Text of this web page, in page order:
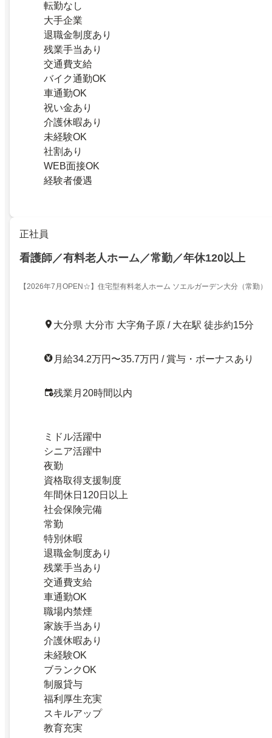
転勤なし
大手企業
退職金制度あり
残業手当あり
交通費支給
バイク通勤OK
車通勤OK
祝い金あり
介護休暇あり
未経験OK
社割あり
WEB面接OK
経験者優遇
正社員
看護師／有料老人ホーム／常勤／年休120以上
【2026年7月OPEN☆】住宅型有料老人ホーム ソエルガーデン大分（常勤）
大分県 大分市 大字角子原 / 大在駅 徒歩約15分
月給34.2万円〜35.7万円 / 賞与・ボーナスあり
残業月20時間以内
ミドル活躍中
シニア活躍中
夜勤
資格取得支援制度
年間休日120日以上
社会保険完備
常勤
特別休暇
退職金制度あり
残業手当あり
交通費支給
車通勤OK
職場内禁煙
家族手当あり
介護休暇あり
未経験OK
ブランクOK
制服貸与
福利厚生充実
スキルアップ
教育充実